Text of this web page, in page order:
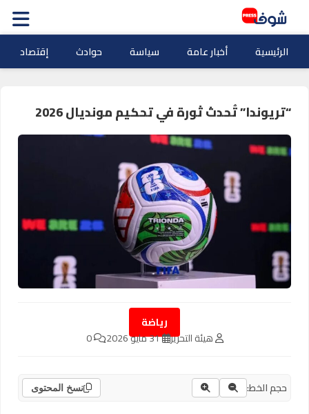
الرئيسية أخبار عامة سياسة حوادث إقتصاد
“تريوندا” تُحدث ثورة في تحكيم مونديال 2026
رياضة
هيئة التحرير 31 مايو 2026 0
حجم الخط: نسخ المحتوى